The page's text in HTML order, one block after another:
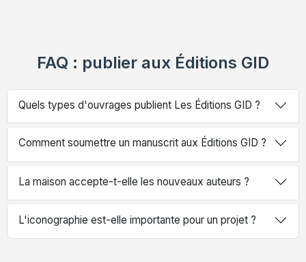
FAQ : publier aux Éditions GID
Quels types d'ouvrages publient Les Éditions GID ?
Comment soumettre un manuscrit aux Éditions GID ?
La maison accepte-t-elle les nouveaux auteurs ?
L'iconographie est-elle importante pour un projet ?